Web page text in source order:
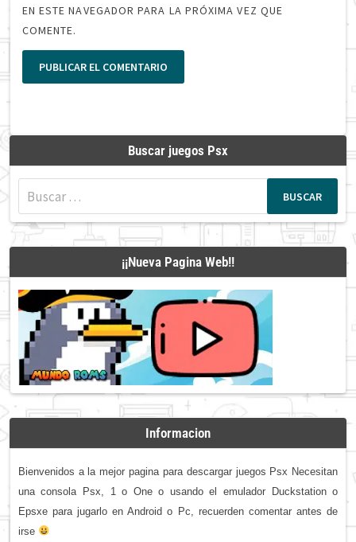
EN ESTE NAVEGADOR PARA LA PRÓXIMA VEZ QUE
COMENTE.
Buscar juegos Psx
Buscar:
¡¡Nueva Pagina Web!!
Informacion
Bienvenidos a la mejor pagina para descargar juegos Psx Necesitan
una consola Psx, 1 o One o usando el emulador Duckstation o
Epsxe para jugarlo en Android o Pc, recuerden comentar antes de
irse